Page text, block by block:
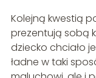
Kolejną kwestią
prezentują sobą
dziecko chciało
ładne w taki